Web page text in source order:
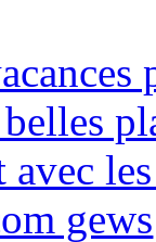
avec
gews